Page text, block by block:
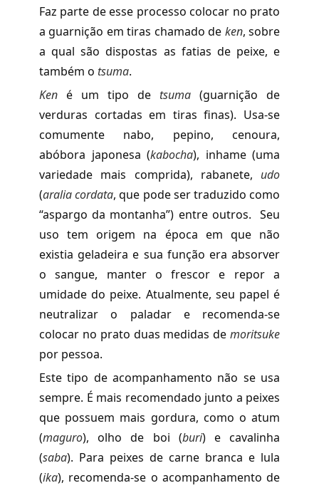
Faz parte de esse processo colocar no prato
a guarnição em tiras chamado de ken, sobre
a qual são dispostas as fatias de peixe, e
também o tsuma.
Ken é um tipo de tsuma (guarnição de
verduras cortadas em tiras finas). Usa-se
comumente nabo, pepino, cenoura,
abóbora japonesa (kabocha), inhame (uma
variedade mais comprida), rabanete, udo
(aralia cordata, que pode ser traduzido como
“aspargo da montanha”) entre outros. Seu
uso tem origem na época em que não
existia geladeira e sua função era absorver
o sangue, manter o frescor e repor a
umidade do peixe. Atualmente, seu papel é
neutralizar o paladar e recomenda-se
colocar no prato duas medidas de moritsuke
por pessoa.
Este tipo de acompanhamento não se usa
sempre. É mais recomendado junto a peixes
que possuem mais gordura, como o atum
(maguro), olho de boi (buri) e cavalinha
(saba). Para peixes de carne branca e lula
(ika), recomenda-se o acompanhamento de